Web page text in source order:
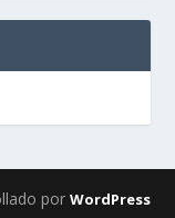
por WordPress